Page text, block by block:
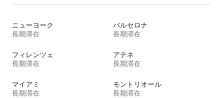
ニューヨーク
長期滞在
バルセロナ
長期滞在
フィレンツェ
長期滞在
アテネ
長期滞在
マイアミ
長期滞在
モントリオール
長期滞在